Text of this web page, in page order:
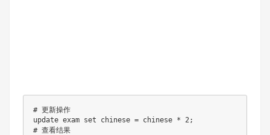
# 更新操作
update exam set chinese = chinese * 2;
# 查看结果